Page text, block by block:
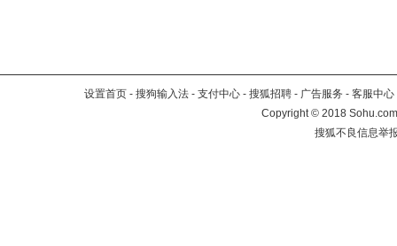
设置首页 - 搜狗输入法 - 支付中心 - 搜狐招聘 - 广告服务 - 客服中心
Copyright©2018
搜狐不良信息举